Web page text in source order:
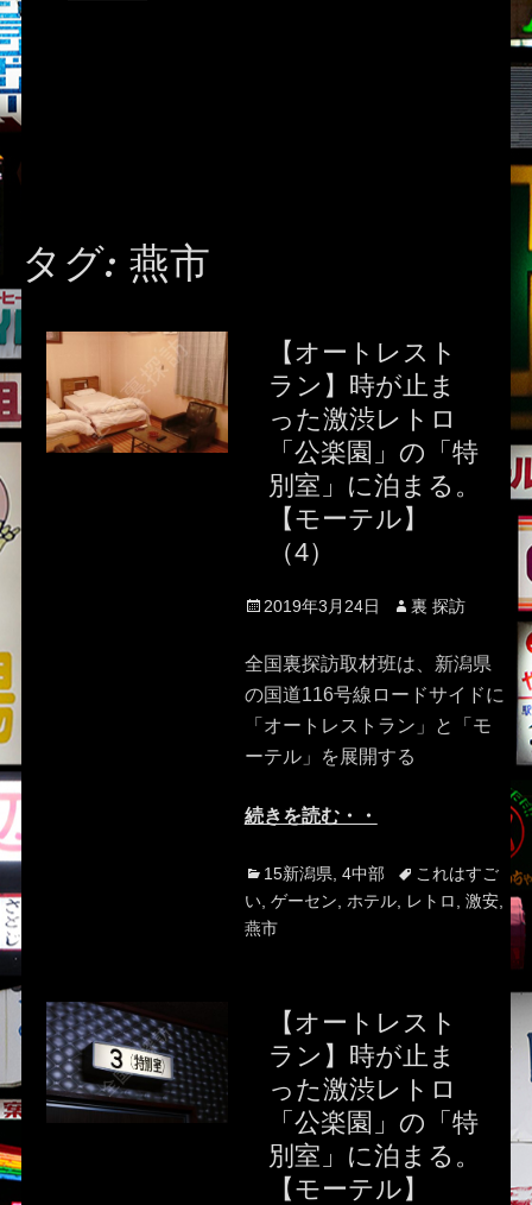
タグ: 燕市
【オートレスト
ラン】時が止ま
った激渋レトロ
「公楽園」の「特
別室」に泊まる。
【モーテル】
（4）
Posted
2019年3月24日 Author
裏 探訪
全国裏探訪取材班は、新潟県
の国道116号線ロードサイドに
「オートレストラン」と「モ
ーテル」を展開する
続きを読む・・
Categories
15新潟県 4中部 Tagsこれはすご
い, ゲーセン ホテル, レトロ 激安,
燕市
【オートレスト
ラン】時が止ま
った激渋レトロ
「公楽園」の「特
別室」に泊まる。
【モーテル】